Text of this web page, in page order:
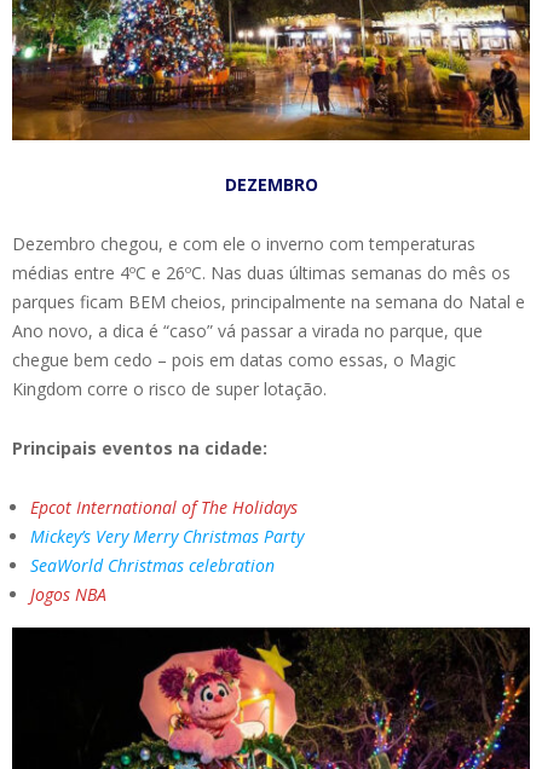
DEZEMBRO
Dezembro chegou, e com ele o inverno com temperaturas
médias entre 4ºC e 26ºC. Nas duas últimas semanas do mês os
parques ficam BEM cheios, principalmente na semana do Natal e
Ano novo, a dica é “caso” vá passar a virada no parque, que
chegue bem cedo – pois em datas como essas, o Magic
Kingdom corre o risco de super lotação.
Principais eventos na cidade:
Epcot International of The Holidays
Mickey’s Very Merry Christmas Party
SeaWorld Christmas celebration
Jogos NBA